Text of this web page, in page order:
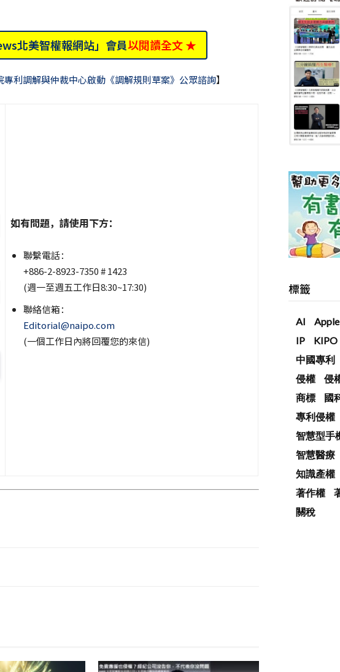
北美智權報網站」會員以閱讀全文 ★
專利調解與仲裁中心啟動《調解規則草案》公眾諮詢】
如有問題，請使用下方：
聯繫電話：
+886-2-8923-7350 # 1423
(週一至週五工作日8:30~17:30)
聯絡信箱：
Editorial@naipo.com
(一個工作日內將回覆您的來信)
標籤
AI Apple
IP
KIPO
中國專利
侵權
侵
商標
國
專利侵權
智慧型手
智慧醫療
知識產權
著作權
關稅